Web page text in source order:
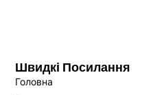
Швидкі Посилання
Головна